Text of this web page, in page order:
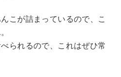
こが詰まっているので、こ
られるので、これはぜひ常